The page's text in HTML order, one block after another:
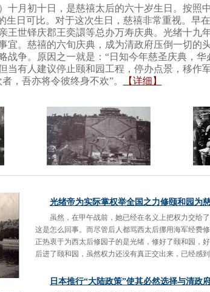
十月初十日，是慈禧太后的六十岁生日。按照
生日可比。对于这次生日，慈禧非常重视。早在
王世铎庆郡王奕譞等总办万寿庆典。光绪十九
宜。慈禧的六旬庆典，成为清政府压倒一切的
战争。原因之一就是：“日知今年慈圣庆典，华
当有人建议停止颐和园工程，停办点景，移作
，吾亦将令彼终身不欢”。
【详细】
光绪帝为实际掌权举全国之力修颐和园为
虽然，在甲午战前，她已经在名义上把权力交给
这是怎么回事。而尽管后人都骂西太后挪用海军经费
正热衷于为西太后修园子的是光绪，修好了颐和园，
后进了颐和园，虽然权力还没有真正交出来，已经感
日本推行“大陆政策”使其必然选择与清政